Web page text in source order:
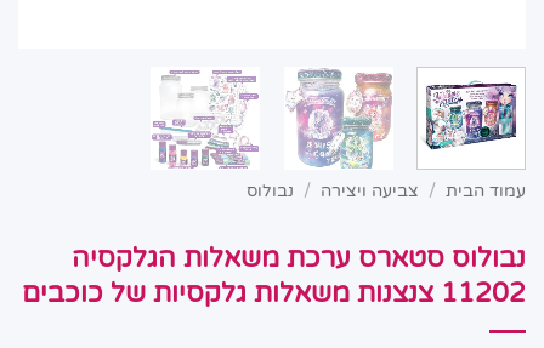
עמוד הבית / צביעה ויצירה / נבולוס
נבולוס סטארס ערכת משאלות הגלקסיה
11202 צנצנות משאלות גלקסיות של כוכבים